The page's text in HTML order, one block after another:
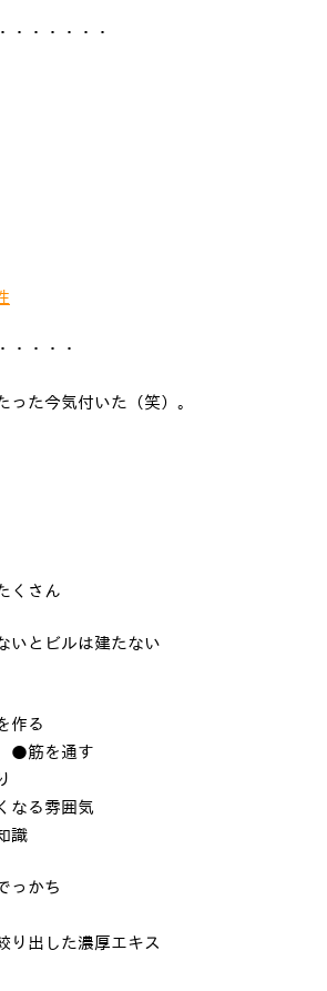
・・・・・・
・・・・
た今気付いた（笑）。
くさん
いとビルは建たない
作る
筋を通す
る雰囲気
識
っかち
り出した濃厚エキス